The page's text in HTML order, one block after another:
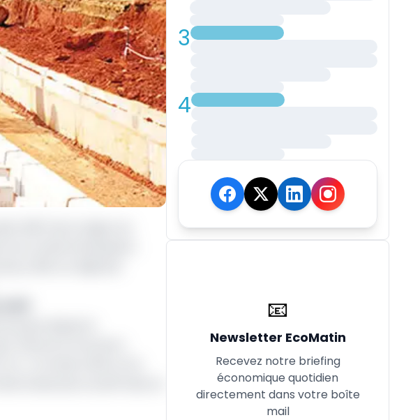
3
4
📧
Newsletter EcoMatin
Recevez notre briefing
économique quotidien
directement dans votre boîte
mail